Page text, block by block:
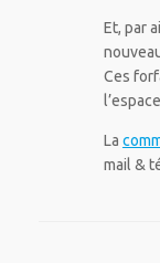
Et, par
Ces
La
mail &